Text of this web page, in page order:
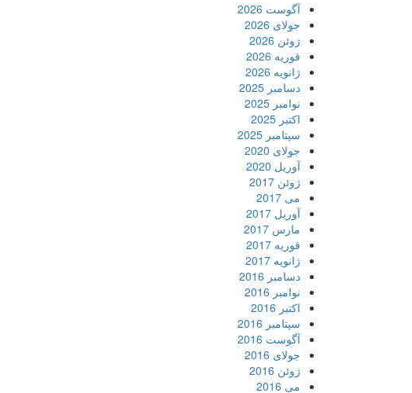
آگوست 2026
جولای 2026
ژوئن 2026
فوریه 2026
ژانویه 2026
دسامبر 2025
نوامبر 2025
اکتبر 2025
سپتامبر 2025
جولای 2020
آوریل 2020
ژوئن 2017
می 2017
آوریل 2017
مارس 2017
فوریه 2017
ژانویه 2017
دسامبر 2016
نوامبر 2016
اکتبر 2016
سپتامبر 2016
آگوست 2016
جولای 2016
ژوئن 2016
می 2016